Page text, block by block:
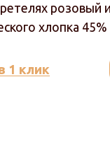
розовый
хлопка 45%
1 клик